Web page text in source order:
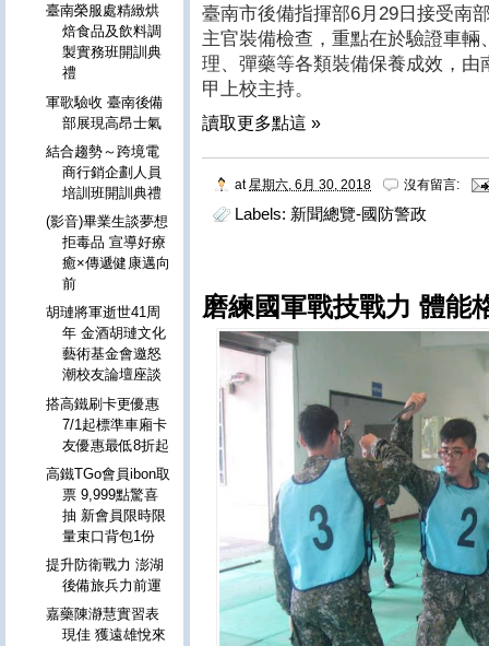
臺南市後備指揮部6月29日接受南
主官裝備檢查，重點在於驗證車
理、彈藥等各類裝備保養成效，
甲上校主持。
讀取更多點這 »
at星期六, 6月 30, 2018 沒有留言:
Labels: 新聞總覽-國防警政
磨練國軍戰技戰力 體能
臺南榮服處精緻烘
焙食品及飲料調
製實務班開訓典
禮
軍歌驗收 臺南後備
部展現高昂士氣
結合趨勢～跨境電
商行銷企劃人員
培訓班開訓典禮
(影音)畢業生談夢想
拒毒品 宣導好療
癒×傳遞健康邁向
前
胡璉將軍逝世41周
年 金酒胡璉文化
藝術基金會邀怒
潮校友論壇座談
搭高鐵刷卡更優惠
7/1起標準車廂卡
友優惠最低8折起
高鐵TGo會員ibon取
票 9,999點驚喜
抽 新會員限時限
量束口背包1份
提升防衛戰力 澎湖
後備旅兵力前運
嘉藥陳瀞慧實習表
現佳 獲遠雄悅來